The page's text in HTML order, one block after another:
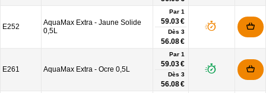
E252
AquaMax Extra - Jaune Solide
0,5L
Par 1
59.03 €
Dès 3
56.08 €
E261 AquaMax Extra - Ocre 0,5L
Par 1
59.03 €
Dès 3
56.08 €